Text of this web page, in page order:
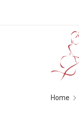
Home